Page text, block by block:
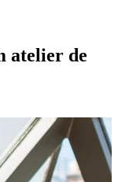
atelier de